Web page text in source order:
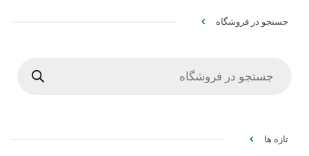
جستجو در فروشگاه
تازه ها